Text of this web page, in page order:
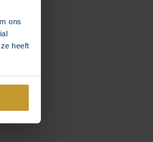
ons
heeft